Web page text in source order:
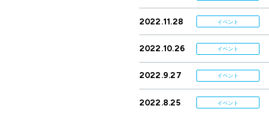
2022.11.28 イベント
2022.10.26 イベント
2022.9.27 イベント
2022.8.25 イベント